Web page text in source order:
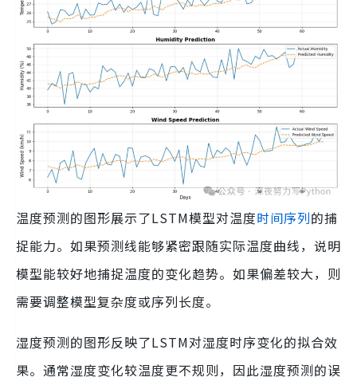
温度预测的图形展示了LSTM模型对温度时间序列的捕
捉能力。如果预测线能够紧密跟随实际温度曲线，说明
模型能较好地捕捉温度的变化趋势。如果偏差较大，则
需要调整模型复杂度或序列长度。
湿度预测的图形反映了LSTM对湿度时序变化的拟合效
果。通常湿度变化较温度更不规则，因此湿度预测的误